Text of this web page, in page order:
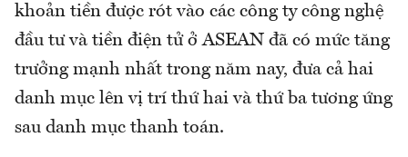
khoản tiền được rót vào các công ty công nghệ
đầu tư và tiền điện tử ở ASEAN đã có mức tăng
trưởng mạnh nhất trong năm nay, đưa cả hai
danh mục lên vị trí thứ hai và thứ ba tương ứng
sau danh mục thanh toán.